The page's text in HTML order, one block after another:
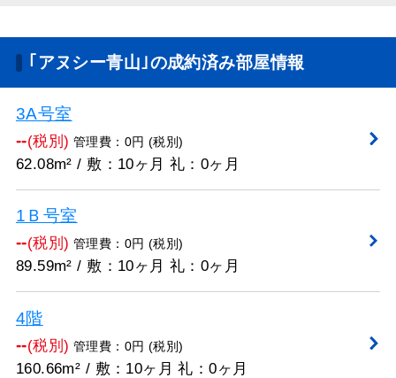
｢アヌシー青山｣の成約済み部屋情報
3A号室
--(税別) 管理費：0円 (税別)
62.08m² / 敷：10ヶ月 礼：0ヶ月
1Ｂ号室
--(税別) 管理費：0円 (税別)
89.59m² / 敷：10ヶ月 礼：0ヶ月
4階
--(税別) 管理費：0円 (税別)
160.66m² / 敷：10ヶ月 礼：0ヶ月